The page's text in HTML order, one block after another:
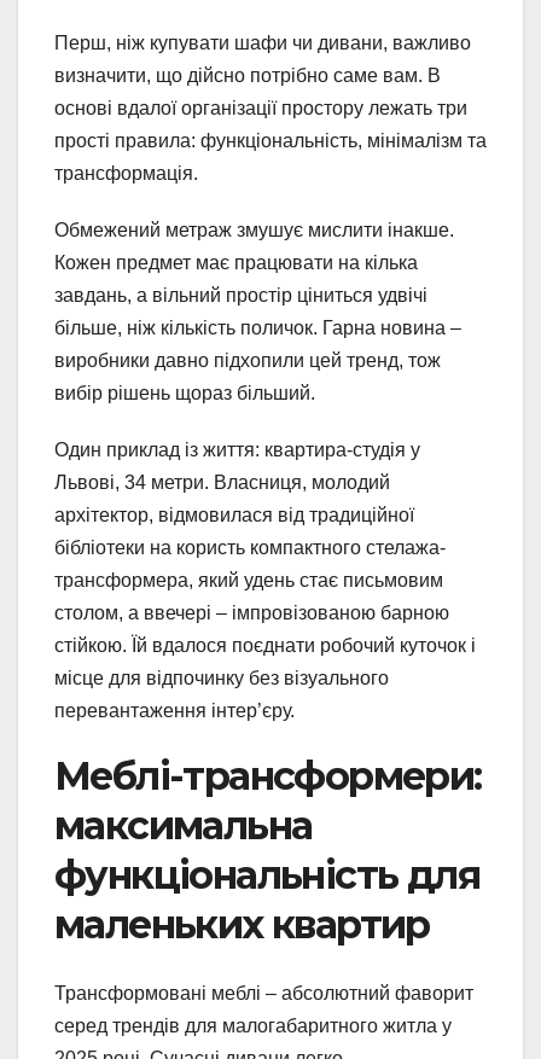
Перш, ніж купувати шафи чи дивани, важливо
визначити, що дійсно потрібно саме вам. В
основі вдалої організації простору лежать три
прості правила: функціональність, мінімалізм та
трансформація.
Обмежений метраж змушує мислити інакше.
Кожен предмет має працювати на кілька
завдань, а вільний простір ціниться удвічі
більше, ніж кількість поличок. Гарна новина –
виробники давно підхопили цей тренд, тож
вибір рішень щораз більший.
Один приклад із життя: квартира-студія у
Львові, 34 метри. Власниця, молодий
архітектор, відмовилася від традиційної
бібліотеки на користь компактного стелажа-
трансформера, який удень стає письмовим
столом, а ввечері – імпровізованою барною
стійкою. Їй вдалося поєднати робочий куточок і
місце для відпочинку без візуального
перевантаження інтер’єру.
Меблі-трансформери:
максимальна
функціональність для
маленьких квартир
Трансформовані меблі – абсолютний фаворит
серед трендів для малогабаритного житла у